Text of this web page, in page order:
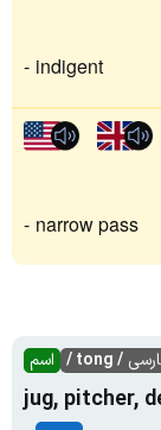
indigent
narrow pass
اسم / tong /
jug, pitcher,